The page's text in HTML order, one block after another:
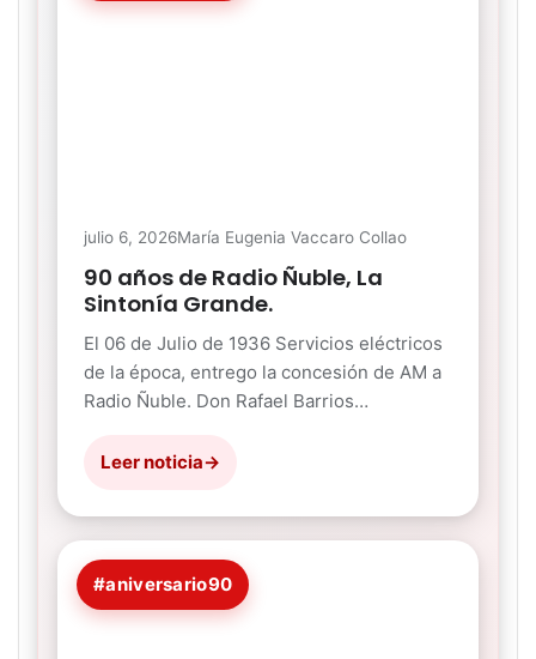
julio 6, 2026María Eugenia Vaccaro Collao
90 años de Radio Ñuble, La
Sintonía Grande.
El 06 de Julio de 1936 Servicios eléctricos
de la época, entrego la concesión de AM a
Radio Ñuble. Don Rafael Barrios…
Leer noticia→
#aniversario90